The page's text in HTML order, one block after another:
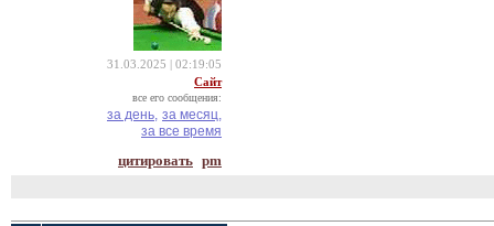
31.03.2025 | 02:19:05
Сайт
все его сообщения:
за день, за месяц,
за все время
цитировать pm